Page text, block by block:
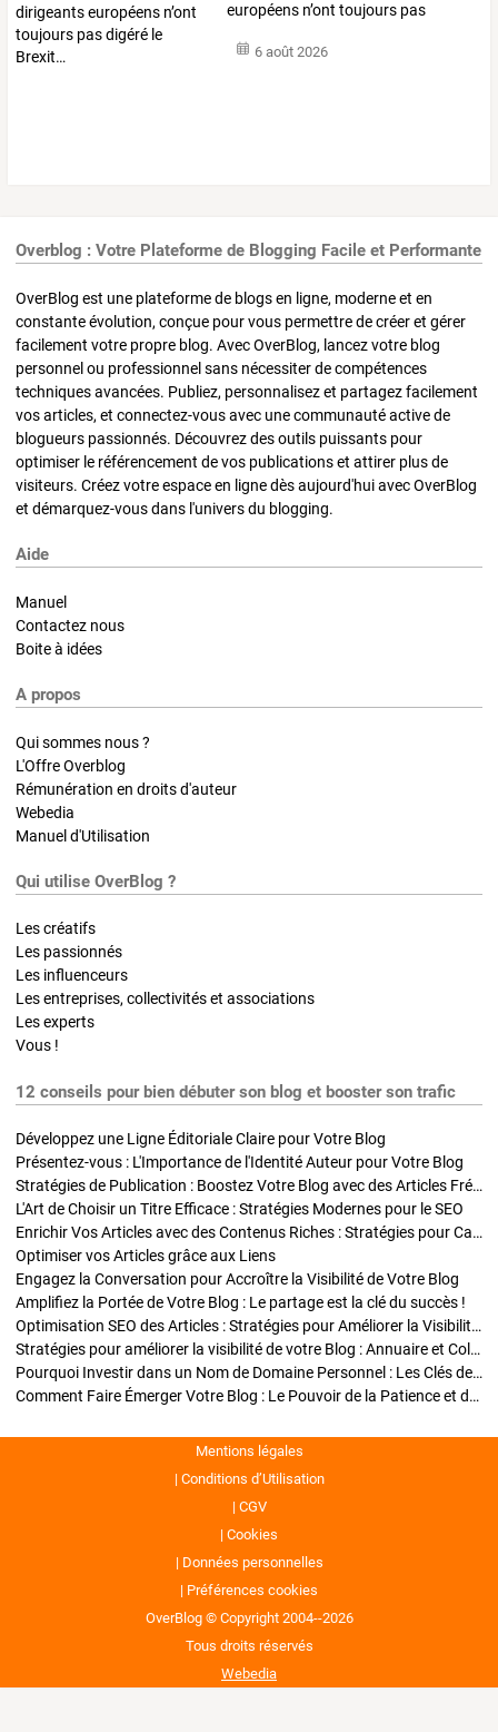
européens n’ont toujours pas
6 août 2026
Overblog : Votre Plateforme de Blogging Facile et Performante
OverBlog est une plateforme de blogs en ligne, moderne et en
constante évolution, conçue pour vous permettre de créer et gérer
facilement votre propre blog. Avec OverBlog, lancez votre blog
personnel ou professionnel sans nécessiter de compétences
techniques avancées. Publiez, personnalisez et partagez facilement
vos articles, et connectez-vous avec une communauté active de
blogueurs passionnés. Découvrez des outils puissants pour
optimiser le référencement de vos publications et attirer plus de
visiteurs. Créez votre espace en ligne dès aujourd'hui avec OverBlog
et démarquez-vous dans l'univers du blogging.
Aide
Manuel
Contactez nous
Boite à idées
A propos
Qui sommes nous ?
L'Offre Overblog
Rémunération en droits d'auteur
Webedia
Manuel d'Utilisation
Qui utilise OverBlog ?
Les créatifs
Les passionnés
Les influenceurs
Les entreprises, collectivités et associations
Les experts
Vous !
12 conseils pour bien débuter son blog et booster son trafic
Développez une Ligne Éditoriale Claire pour Votre Blog
Présentez-vous : L'Importance de l'Identité Auteur pour Votre Blog
Stratégies de Publication : Boostez Votre Blog avec des Articles Fréquents et Exclusifs
L'Art de Choisir un Titre Efficace : Stratégies Modernes pour le SEO
Enrichir Vos Articles avec des Contenus Riches : Stratégies pour Captiver et Optimiser
Optimiser vos Articles grâce aux Liens
Engagez la Conversation pour Accroître la Visibilité de Votre Blog
Amplifiez la Portée de Votre Blog : Le partage est la clé du succès !
Optimisation SEO des Articles : Stratégies pour Améliorer la Visibilité de Votre Blog
Stratégies pour améliorer la visibilité de votre Blog : Annuaire et Collaborations
Pourquoi Investir dans un Nom de Domaine Personnel : Les Clés de la Réussite de Votre Blog
Comment Faire Émerger Votre Blog : Le Pouvoir de la Patience et de la Persévérance
Mentions légales
Conditions d’Utilisation
CGV
Cookies
Données personnelles
Préférences cookies
OverBlog © Copyright 2004--2026
Tous droits réservés
Webedia